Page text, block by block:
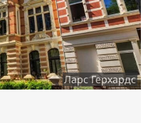
Ларс Герхардс